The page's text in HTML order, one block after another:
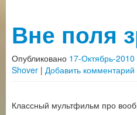
Вне поля
Опубликовано 17-Октябрь-2010
Shover | Добавить комментарий
Классный мультфильм про